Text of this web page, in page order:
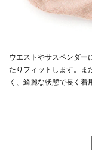
ウエストやサスペンダー
たりフィットします。ま
く、綺麗な状態で長く着